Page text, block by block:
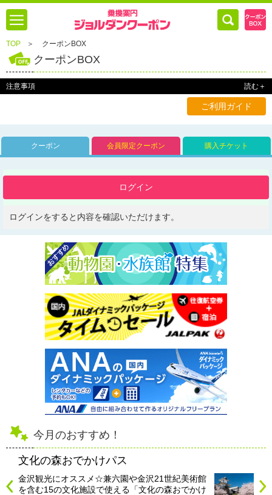
TOP ＞ クーポンBOX
クーポンBOX
注意事項 読む＋
ご利用ガイド
クーポン 会員限定クーポン 購入チケット
ログイン
ログインをすると内容を確認いただけます。
今月のおすすめ！
文化の森おでかけパス
金沢観光にオススメ☆兼六園や金沢21世紀美術館
を含む15の文化施設で使える「文化の森おでかけ